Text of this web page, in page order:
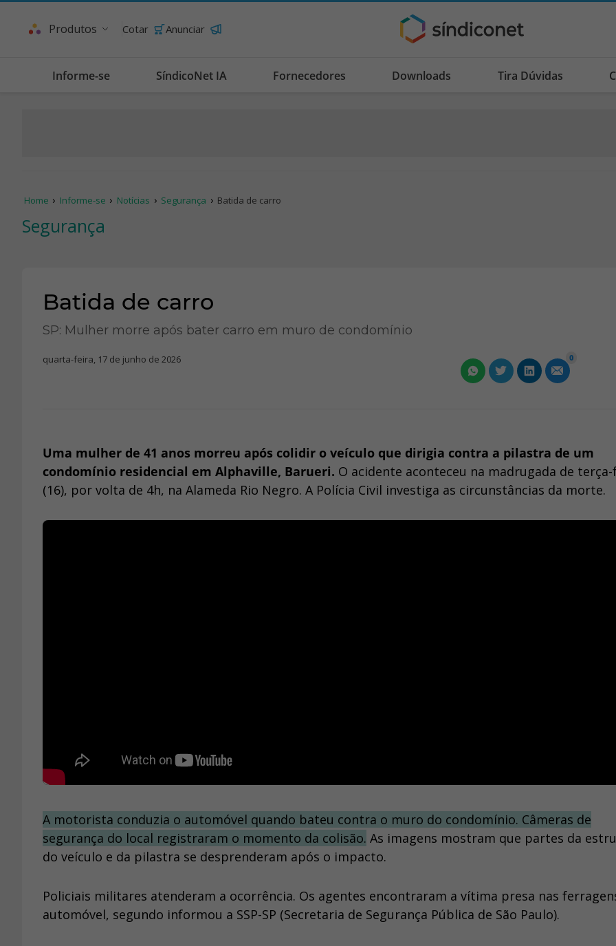
Produtos Cotar Anunciar
Informe-se SíndicoNet IA Fornecedores Downloads Tira Dúvidas
Home Informe-se Notícias Segurança Batida de carro
Segurança
Batida de carro
SP: Mulher morre após bater carro em muro de condomínio
quarta-feira, 17 de junho de 2026 0
Uma mulher de 41 anos morreu após colidir o veículo que dirigia contra a pilastra de um
condomínio residencial em Alphaville, Barueri. O acidente aconteceu na madrugada de
(16), por volta de 4h, na Alameda Rio Negro. A Polícia Civil investiga as circunstâncias da morte.
A motorista conduzia o automóvel quando bateu contra o muro do condomínio. Câmeras de
segurança do local registraram o momento da colisão. As imagens mostram que partes da
do veículo e da pilastra se desprenderam após o impacto.
Policiais militares atenderam a ocorrência. Os agentes encontraram a vítima presa nas
automóvel, segundo informou a SSP-SP (Secretaria de Segurança Pública de São Paulo).